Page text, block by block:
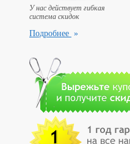
У нас действует гибкая
система скидок
Подробнее »